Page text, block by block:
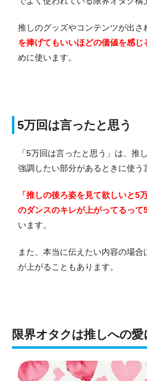
推しのグッズやコンテンツが出さ
を捧げてもいいほどの価値を感じ
めに使います。
5万回は言ったと思う
「5万回は言ったと思う」は、推
強調したい部分があるときに使う
「推しの後ろ姿を見て欲しいと5
のダンスのキレが上がってるって
います。
また、本当に伝えたい内容の場
が上がることもあります。
限界オタクは推しへの